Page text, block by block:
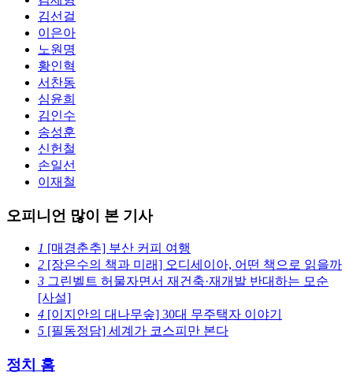
김선걸
이은아
노원명
황인혁
서찬동
심윤희
김인수
송성훈
신헌철
손일선
이재철
오피니언 많이 본 기사
1 [매경춘추] 부산 커피 여행
2 [장은수의 책과 미래] 오디세이아, 어떤 책으로 읽을까
3 그린벨트 허물자면서 재건축·재개발 반대하는 모순
[사설]
4 [이지안의 대나무숲] 30대 무주택자 이야기
5 [필동정담] 세계가 코스피만 본다
정치 홈